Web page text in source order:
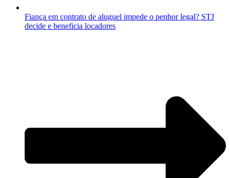
Fiança em contrato de aluguel impede o penhor legal? STJ
decide e beneficia locadores